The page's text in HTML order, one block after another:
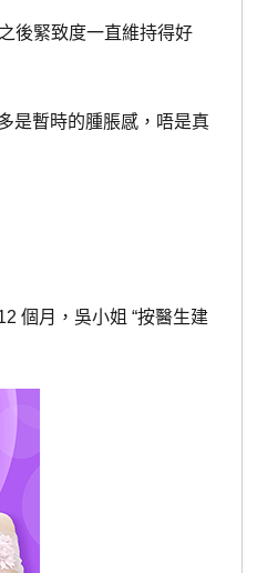
後緊致度一直維持得好
是暫時的腫脹感，唔是真
個月，吳小姐 “按醫生建